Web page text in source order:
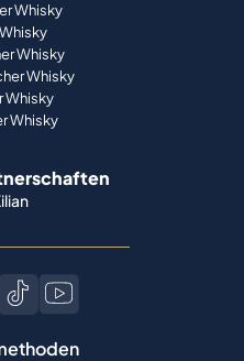
Whisky
Whisky
Whisky
Whisky
Whisky